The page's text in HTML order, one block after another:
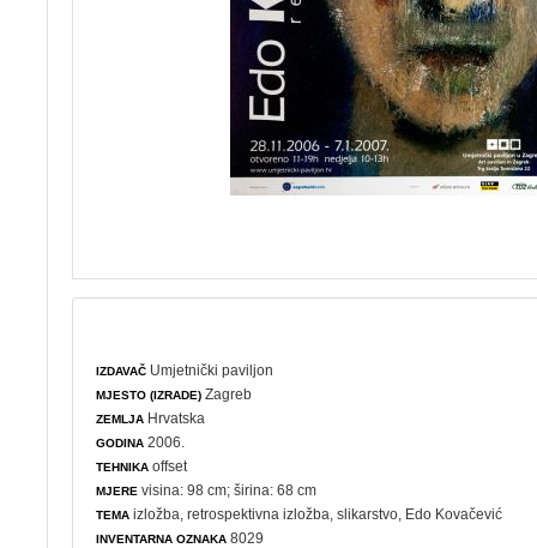
IZDAVAČ Umjetnički paviljon
MJESTO (IZRADE) Zagreb
ZEMLJA Hrvatska
GODINA 2006.
TEHNIKA offset
MJERE visina: 98 cm; širina: 68 cm
TEMA izložba ,retrospektivna izložba ,slikarstvo , Edo Kovačević
INVENTARNA OZNAKA 8029